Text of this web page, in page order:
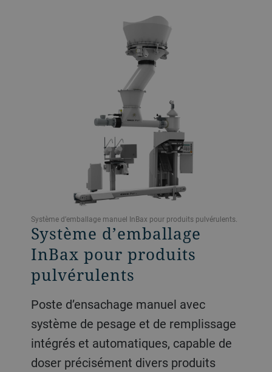
Système d’emballage
InBax pour produits
pulvérulents
Poste d’ensachage manuel avec
système de pesage et de remplissage
intégrés et automatiques, capable de
doser précisément divers produits
Système d’emballage manuel InBax pour produits pulvérulents.